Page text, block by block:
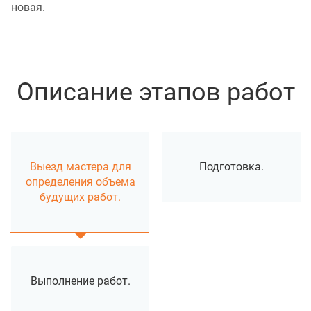
новая.
Описание этапов работ
Выезд мастера для
определения объема
будущих работ.
Подготовка.
Выполнение работ.